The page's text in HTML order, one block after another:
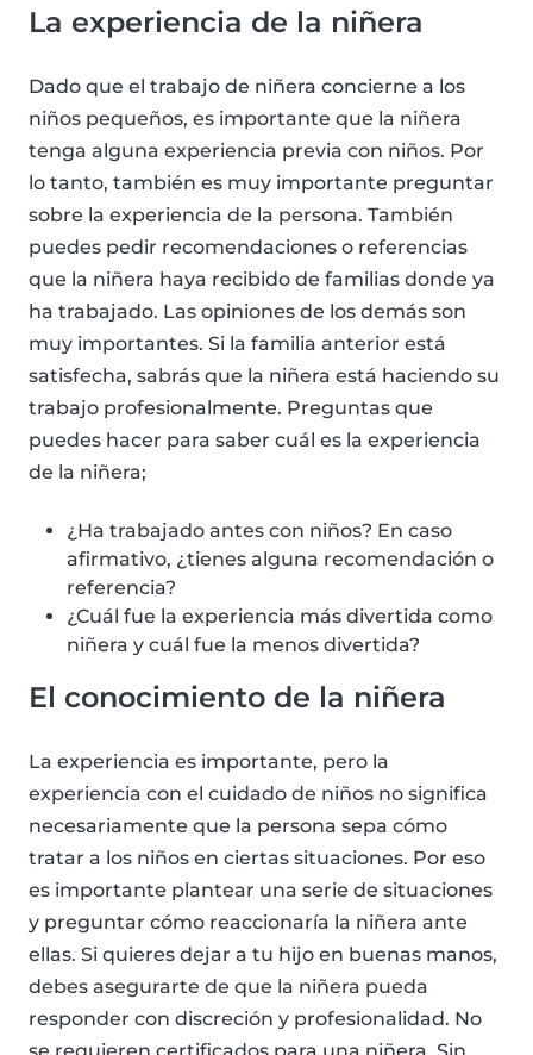
La experiencia de la niñera
Dado que el trabajo de niñera concierne a los
niños pequeños, es importante que la niñera
tenga alguna experiencia previa con niños. Por
lo tanto, también es muy importante preguntar
sobre la experiencia de la persona. También
puedes pedir recomendaciones o referencias
que la niñera haya recibido de familias donde ya
ha trabajado. Las opiniones de los demás son
muy importantes. Si la familia anterior está
satisfecha, sabrás que la niñera está haciendo su
trabajo profesionalmente. Preguntas que
puedes hacer para saber cuál es la experiencia
de la niñera;
¿Ha trabajado antes con niños? En caso
afirmativo, ¿tienes alguna recomendación o
referencia?
¿Cuál fue la experiencia más divertida como
niñera y cuál fue la menos divertida?
El conocimiento de la niñera
La experiencia es importante, pero la
experiencia con el cuidado de niños no significa
necesariamente que la persona sepa cómo
tratar a los niños en ciertas situaciones. Por eso
es importante plantear una serie de situaciones
y preguntar cómo reaccionaría la niñera ante
ellas. Si quieres dejar a tu hijo en buenas manos,
debes asegurarte de que la niñera pueda
responder con discreción y profesionalidad. No